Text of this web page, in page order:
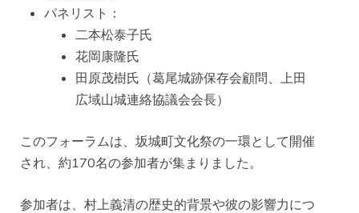
パネリスト：
二本松泰子氏
花岡康隆氏
田原茂樹氏（葛尾城跡保存会顧問、上田
広域山城連絡協議会会長）
このフォーラムは、坂城町文化祭の一環として開催
され、約170名の参加者が集まりました。
参加者は、村上義清の歴史的背景や彼の影響力につ